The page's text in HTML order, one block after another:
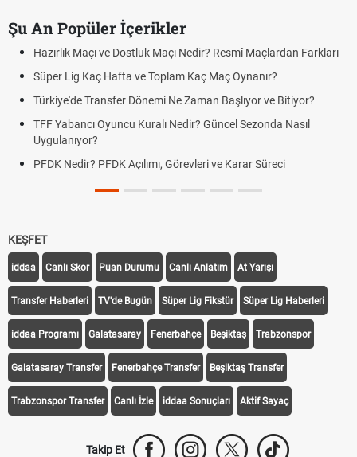
Şu An Popüler İçerikler
Hazırlık Maçı ve Dostluk Maçı Nedir? Resmî Maçlardan Farkları
Süper Lig Kaç Hafta ve Toplam Kaç Maç Oynanır?
Türkiye'de Transfer Dönemi Ne Zaman Başlıyor ve Bitiyor?
TFF Yabancı Oyuncu Kuralı Nedir? Güncel Sezonda Nasıl
Uygulanıyor?
PFDK Nedir? PFDK Açılımı, Görevleri ve Karar Süreci
KEŞFET
iddaa Canlı Skor Puan Durumu Canlı Anlatım At Yarışı
Transfer Haberleri TV'de Bugün Süper Lig Fikstür Süper Lig Haberleri
iddaa Programı Galatasaray Fenerbahçe Beşiktaş Trabzonspor
Galatasaray Transfer Fenerbahçe Transfer Beşiktaş Transfer
Trabzonspor Transfer Canlı İzle iddaa Sonuçları Aktif Sayaç
Takip Et